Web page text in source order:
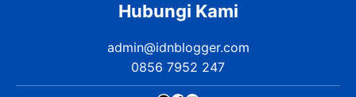
Hubungi Kami
admin@idnblogger.com
0856 7952 247